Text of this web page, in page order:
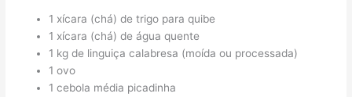
1 xícara (chá) de trigo para quibe
1 xícara (chá) de água quente
1 kg de linguiça calabresa (moída ou processada)
1 ovo
1 cebola média picadinha